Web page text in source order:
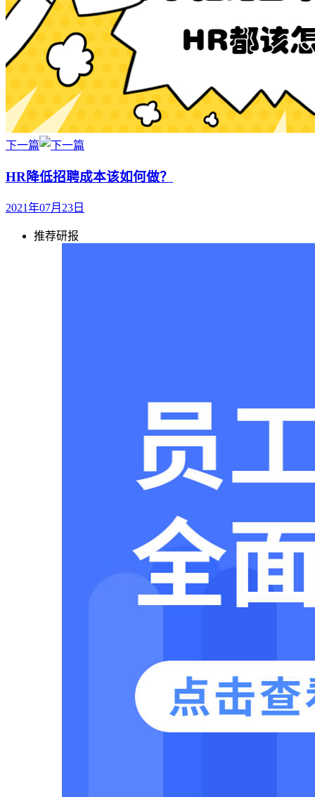
下一篇
HR降低招聘成本该如何做？
2021年07月23日
推荐研报